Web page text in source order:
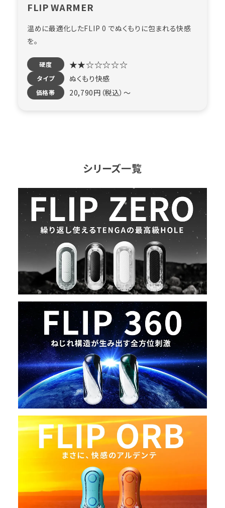
FLIP WARMER
温めに最適化したFLIP 0 でぬくもりに包まれる快感
を。
硬度 ★★☆☆☆☆☆
タイプ ぬくもり快感
価格帯 20,790円（税込）〜
シリーズ一覧